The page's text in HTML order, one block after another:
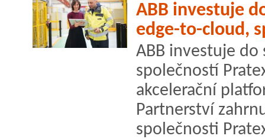
ABB investuje
edge-to-cloud,
ABB investuje
společností
akcelerační
Partnerství
společnosti